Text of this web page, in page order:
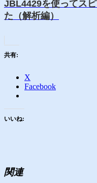
JBL4429を使ってス
た（解析編）
共有:
X
Facebook
いいね:
関連